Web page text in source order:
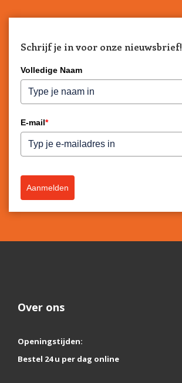
Schrijf je in voor onze nieuwsbrief!
Volledige Naam
E-mail*
Aanmelden
Over ons
Openingstijden:
Bestel 24 u per dag online